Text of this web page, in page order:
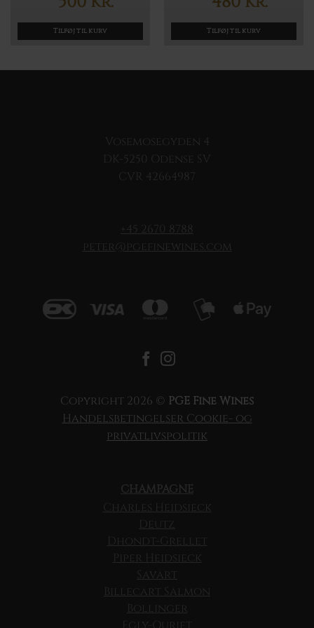
Tilføj til kurv Tilføj til kurv
Vosemosegyden 4
DK-5250 Odense SV
CVR 42664987
+45 2670 8788
peter@pgefinewines.com
Copyright 2026 © PGE Fine Wines
HandelsbetingelserCookie- og
privatlivspolitik
CHAMPAGNE
Charles Heidsieck
Deutz
Dhondt-Grellet
Piper Heidsieck
Savart
Billecart Salmon
Bollinger